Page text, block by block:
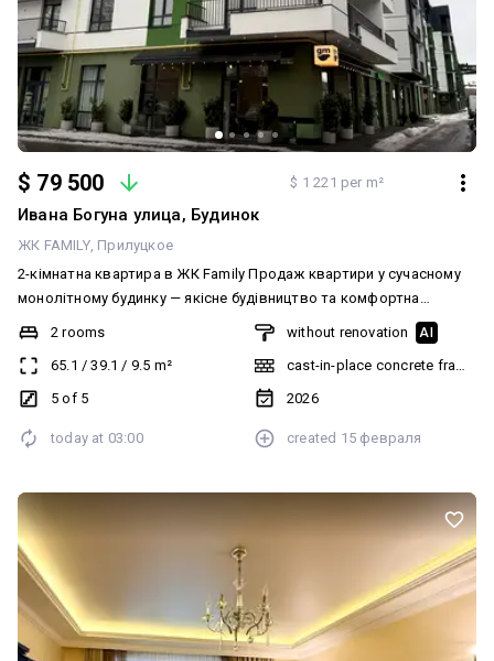
$ 79 500 $ 1 221 per m²
Ивана Богуна улица, Будинок
ЖК FAMILY Прилуцкое
2-кімнатна квартира в ЖК Family Продаж квартири у сучасному
монолітному будинку — якісне будівництво та комфортна
локація для життя або інвестиції. 5 поверх Великий балкон з
опалення — тепла підлога — виводи під кондиціонери — готовий
дизайнерський проєкт стильного ремонту — квартира
На першому поверсі вже працює комерція: салони краси,
комфорт щоденного життя. Поруч: ТЦ Глобус, Північний ринок,
спортзали, школи, офіси — локація ідеальна як для проживання,
так і для оренди. Документи ✔ оформлене право власності ✔
підходить під державні програми: єОселя / єВідновлення
Шукаєте ідеальний варант для проживання, це саме він!
2 rooms
65.1 /39.1 / 9.5 m²
5 of 5
without renovation AI
cast-in-place concrete frame
2026
today at 03:00 created 15 февраля